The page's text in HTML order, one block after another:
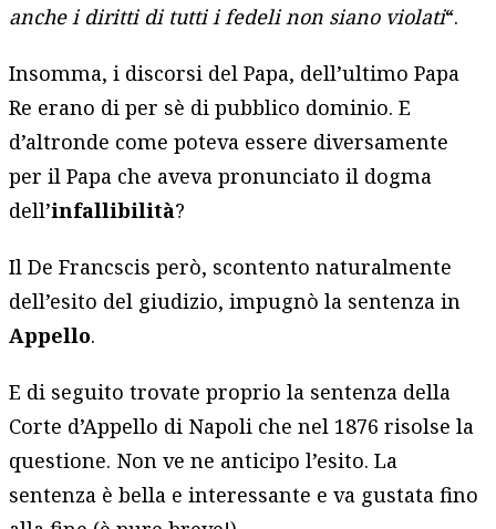
anche i diritti di tutti i fedeli non siano violati“.
Insomma, i discorsi del Papa, dell’ultimo Papa
Re erano di per sè di pubblico dominio. E
d’altronde come poteva essere diversamente
per il Papa che aveva pronunciato il dogma
dell’infallibilità?
Il De Francscis però, scontento naturalmente
dell’esito del giudizio, impugnò la sentenza in
Appello.
E di seguito trovate proprio la sentenza della
Corte d’Appello di Napoli che nel 1876 risolse la
questione. Non ve ne anticipo l’esito. La
sentenza è bella e interessante e va gustata fino